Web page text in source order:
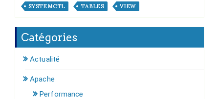
SYSTEMCTL
TABLES VIEW
Catégories
Actualité
Apache
Performance